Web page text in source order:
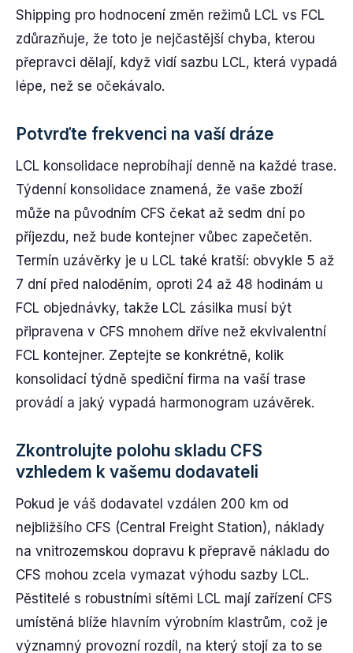
Shipping pro hodnocení změn režimů LCL vs FCL
zdůrazňuje, že toto je nejčastější chyba, kterou
přepravci dělají, když vidí sazbu LCL, která vypadá
lépe, než se očekávalo.
Potvrďte frekvenci na vaší dráze
LCL konsolidace neprobíhají denně na každé trase.
Týdenní konsolidace znamená, že vaše zboží
může na původním CFS čekat až sedm dní po
příjezdu, než bude kontejner vůbec zapečetěn.
Termín uzávěrky je u LCL také kratší: obvykle 5 až
7 dní před naloděním, oproti 24 až 48 hodinám u
FCL objednávky, takže LCL zásilka musí být
připravena v CFS mnohem dříve než ekvivalentní
FCL kontejner. Zeptejte se konkrétně, kolik
konsolidací týdně spediční firma na vaší trase
provádí a jaký vypadá harmonogram uzávěrek.
Zkontrolujte polohu skladu CFS
vzhledem k vašemu dodavateli
Pokud je váš dodavatel vzdálen 200 km od
nejbližšího CFS (Central Freight Station), náklady
na vnitrozemskou dopravu k přepravě nákladu do
CFS mohou zcela vymazat výhodu sazby LCL.
Pěstitelé s robustními sítěmi LCL mají zařízení CFS
umístěná blíže hlavním výrobním klastrům, což je
významný provozní rozdíl, na který stojí za to se